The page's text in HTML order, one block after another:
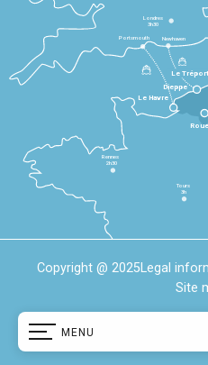
MENU
Le Havre
Dieppe
Le Tréport
Rennes
2h30
Tours
3h
Londres
3h30
Newhaven
Portsmouth
Copyright @ 2025Legal
Site